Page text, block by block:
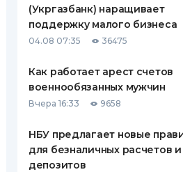
ПУТЕВОДИТЕЛИ ПО
СТРАХОВЫЕ КОМПАНИИ
КОМПАНИЯХ
(Укргазбанк) наращивает
поддержку малого бизнеса
04.08 07:35 36475
Как работает арест счетов
военнообязанных мужчин
Вчера 16:33 9658
НБУ предлагает новые
для безналичных расчетов и
депозитов